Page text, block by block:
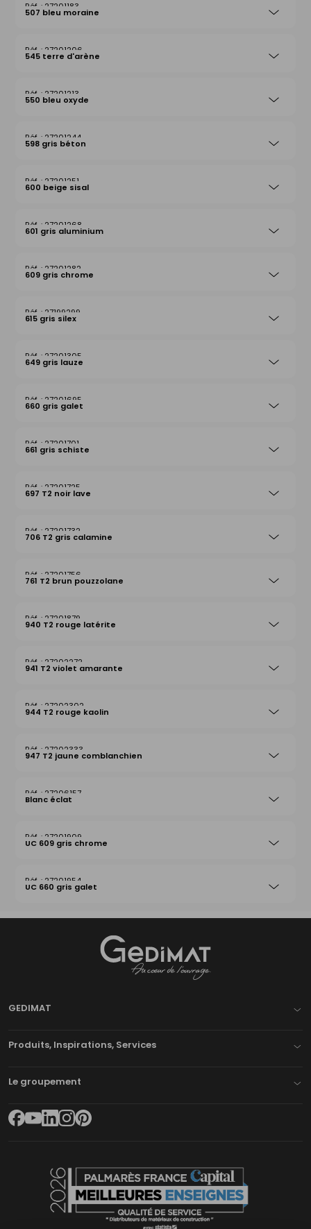
27201183
507 bleu moraine
27201206
545 terre d'arène
27201213
550 bleu oxyde
27201244
598 gris béton
27201251
600 beige sisal
27201268
601 gris aluminium
27201282
609 gris chrome
27199299
615 gris silex
27201305
649 gris lauze
27201695
660 gris galet
27201701
661 gris schiste
27201725
697 T2 noir lave
27201732
706 T2 gris calamine
27201756
761 T2 brun pouzzolane
27201879
940 T2 rouge latérite
27202272
941 T2 violet amarante
27202302
944 T2 rouge kaolin
27202333
947 T2 jaune comblanchien
27206157
Blanc éclat
27201909
UC 609 gris chrome
27201954
UC 660 gris galet
GEDIMAT
Produits, Inspirations, Services
Le groupement